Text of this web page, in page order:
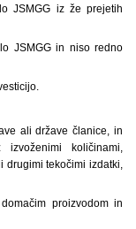
JSMGG iz že prejetih
JSMGG in niso redno
ali države članice, in
količinami,
drugimi tekočimi izdatki,
proizvodom in